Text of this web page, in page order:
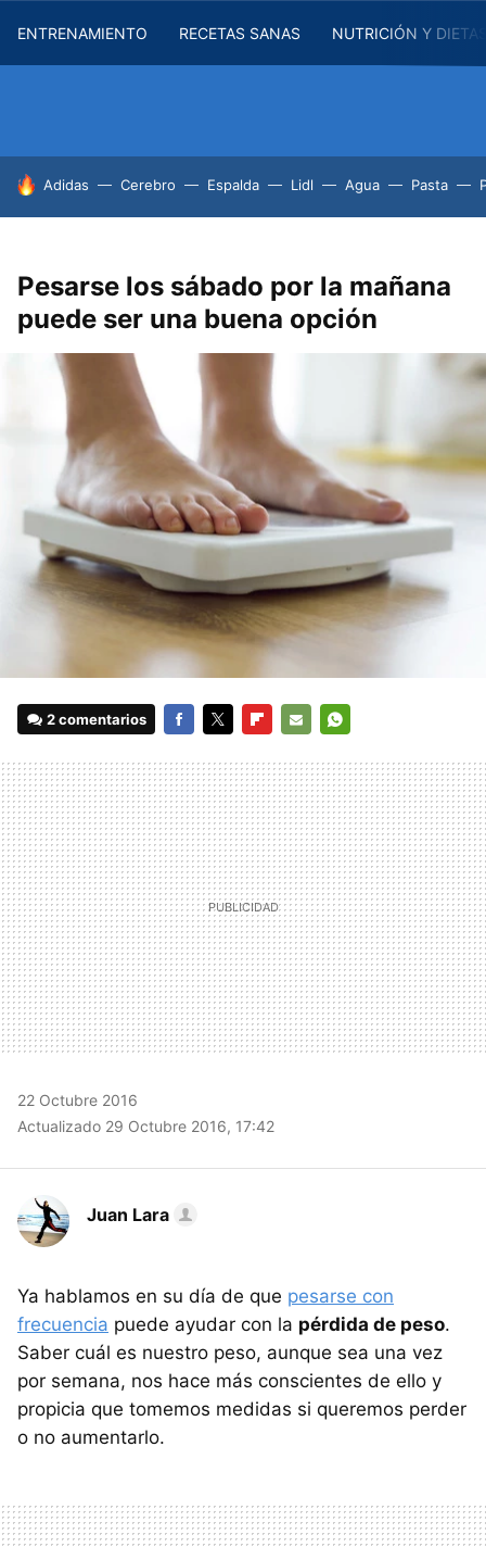
ENTRENAMIENTO RECETAS SANAS NUTRICIÓN Y
HOY SE HABLA DE
Adidas Cerebro Espalda Lidl Agua Pasta
Pesarse los sábado por la mañana
puede ser una buena opción
2 comentarios
MAIL
22 Octubre 2016
Actualizado 29 Octubre 2016, 17:42
Juan Lara
Ya hablamos en su día de que pesarse con
frecuencia puede ayudar con la pérdida de peso.
Saber cuál es nuestro peso, aunque sea una vez
por semana, nos hace más conscientes de ello y
propicia que tomemos medidas si queremos perder
o no aumentarlo.